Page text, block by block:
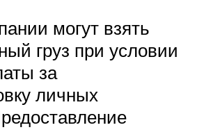
могут взять
груз при условии
за
личных